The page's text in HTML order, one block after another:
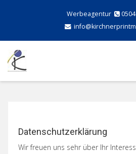
Werbeagentur
Datenschutzerklärung
Wir freuen uns sehr über Ihr